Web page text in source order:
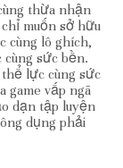
thừa nhận
muốn sở hữu
cùng lô ghích,
sức bền.
lực cùng sức
game vấp ngã
dạn tập luyện
dụng phải